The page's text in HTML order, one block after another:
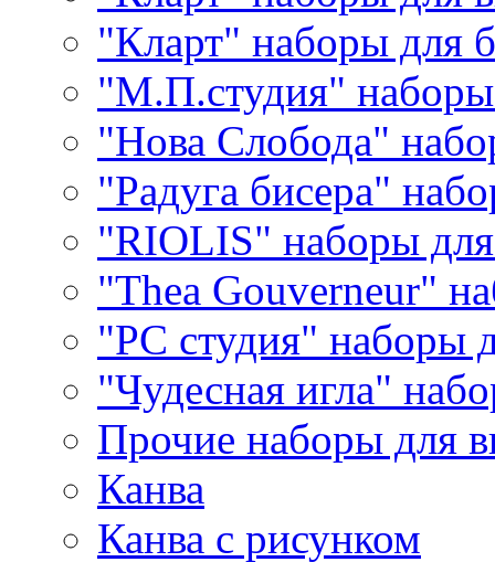
"Кларт" наборы для
"М.П.студия"
"Нова Слобода"
"Радуга бисера"
"RIOLIS" наборы
"Thea Gouverneur"
"РС студия" наборы
"Чудесная игла"
Прочие наборы для
Канва
Канва с рисунком